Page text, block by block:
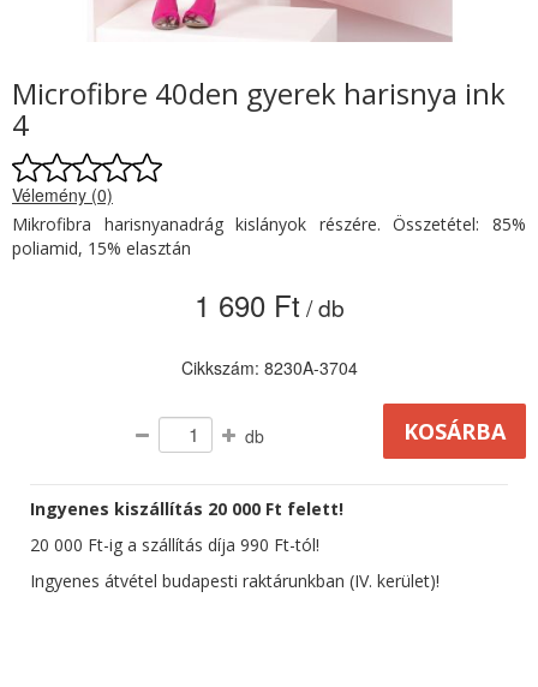
Microfibre 40den gyerek harisnya ink
4
Vélemény (0)
Mikrofibra harisnyanadrág kislányok részére. Összetétel: 85%
poliamid, 15% elasztán
1 690 Ft / db
Cikkszám: 8230A-3704
db
Ingyenes kiszállítás 20 000 Ft felett!
20 000 Ft-ig a szállítás díja 990 Ft-tól!
Ingyenes átvétel budapesti raktárunkban (IV. kerület)!